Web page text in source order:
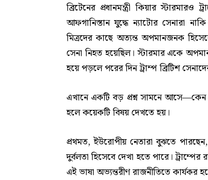
ব্রিটেনের প্রধানমন্ত্রী কিয়ার
আফগানিস্তান যুদ্ধে ন্যাটোর সেনারা
মিত্রদের কাছে অত্যন্ত অপমানজনক
সেনা নিহত হয়েছিল। স্টারমার একে
হয়ে পড়লে পরের দিন ট্রাম্প ব্রিটিশ
এখানে একটি বড় প্রশ্ন সামনে আসে—কেন
হলে কয়েকটি বিষয় দেখতে হয়।
প্রথমত, ইউরোপীয় নেতারা বুঝতে
দুর্বলতা হিসেবে দেখা হতে পারে।
এই ভাষা অভ্যন্তরীণ রাজনীতিতে কার্যকর